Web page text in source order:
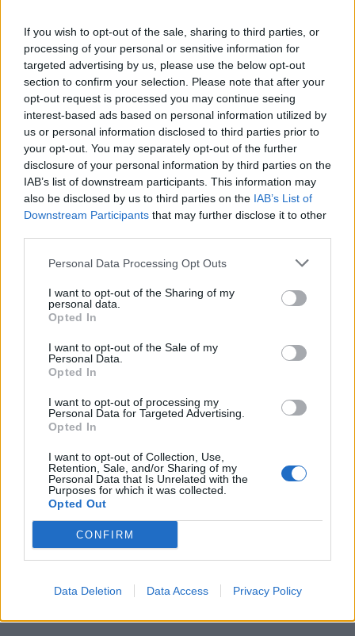
If you wish to opt-out of the sale, sharing to third parties, or
processing of your personal or sensitive information for
targeted advertising by us, please use the below opt-out
section to confirm your selection. Please note that after your
opt-out request is processed you may continue seeing
interest-based ads based on personal information utilized by
us or personal information disclosed to third parties prior to
your opt-out. You may separately opt-out of the further
disclosure of your personal information by third parties on the
IAB’s list of downstream participants. This information may
also be disclosed by us to third parties on the IAB’s List of
Downstream Participants that may further disclose it to other
Personal Data Processing Opt Outs
I want to opt-out of the Sharing of my
personal data.
Opted In
I want to opt-out of the Sale of my
Personal Data.
Opted In
I want to opt-out of processing my
Personal Data for Targeted Advertising.
Opted In
I want to opt-out of Collection, Use,
Retention, Sale, and/or Sharing of my
Personal Data that Is Unrelated with the
Purposes for which it was collected.
Opted Out
CONFIRM
Data Deletion Data Access Privacy Policy
Προσθήκη στο καλάθι
Χειροποίητο βραχιόλι με
χρυσό κορδόνι και στοιχείο
μικρός κύκλος από πολυμερή
πηλό
Διαθέσιμα Χρώματα: 19
Βραχιόλια
Κωδικός:10.16.100024-1
Σύνδεση για να δείτε τις τιμές
Προσθήκη στο καλάθι
Χειροποίητο βραχιόλι με
μαύρο κορδόνι και στοιχείο
μικρός κύκλος από πολυμερή
πηλό
Διαθέσιμα Χρώματα: 19
Βραχιόλια
Κωδικός: 10.16.100024
Σύνδεση για να δείτε τις τιμές
Εκκαθάριση
Προσθήκη στο καλάθι
μαύρο κορδόνι και στοιχείο
μικρό οβάλ από πολυμερή
Εκκαθάριση
μπεζ κορδόνι και στοιχείο
μικρό οβάλ από πολυμερή